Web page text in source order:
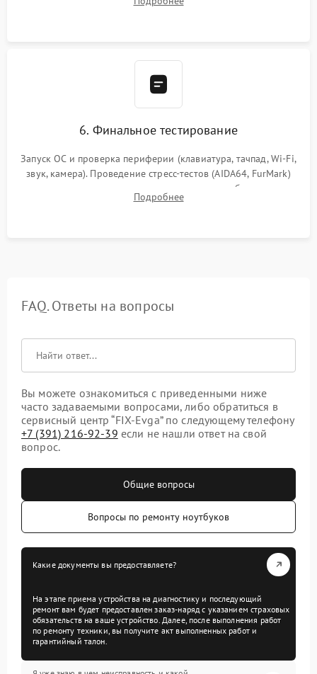
шлейфов, модулей памяти и накопителей. Предварительная
6. Финальное тестирование
Запуск ОС и проверка периферии (клавиатура, тачпад, Wi-Fi,
звук, камера). Проведение стресс-тестов (AIDA64, FurMark)
для контроля температурного режима и стабильности
системы под пиковой нагрузкой.
Подробнее
FAQ. Ответы на вопросы
Вы можете ознакомиться с приведенными ниже
часто задаваемыми вопросами, либо обратиться в
сервисный центр “FIX-Evga” по следующему телефону
+7 (391) 216-92-39 если не нашли ответ на свой
вопрос.
Общие вопросы
Вопросы по ремонту ноутбуков
Какие документы вы предоставляете?
На этапе приема устройства на диагностику и последующий
ремонт вам будет предоставлен заказ-наряд с указанием страховых
обязательств на ваше устройство. Далее, после выполнения работ
по ремонту техники, вы получите акт выполненных работ и
гарантийный талон.